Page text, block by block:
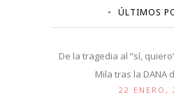
ÚLTIMOS
De la tragedia al “sí,
Mila tras la DANA
22 ENERO,